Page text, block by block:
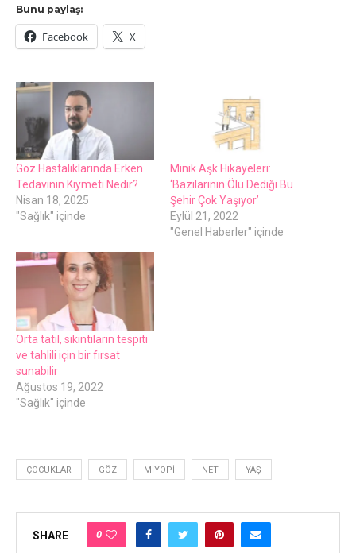
Bunu paylaş:
Facebook X
Göz Hastalıklarında Erken
Tedavinin Kıymeti Nedir?
Nisan 18, 2025
"Sağlık" içinde
Minik Aşk Hikayeleri:
‘Bazılarının Ölü Dediği Bu
Şehir Çok Yaşıyor’
Eylül 21, 2022
"Genel Haberler" içinde
Orta tatil, sıkıntıların tespiti
ve tahlili için bir fırsat
sunabilir
Ağustos 19, 2022
"Sağlık" içinde
ÇOCUKLAR GÖZ MIYOPI NET YAŞ
SHARE 0